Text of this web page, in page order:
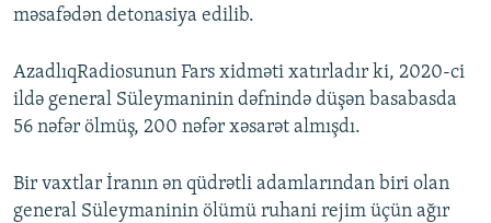
məsafədən detonasiya edilib.
AzadlıqRadiosunun Fars xidməti xatırladır ki, 2020-ci
ildə general Süleymaninin dəfnində düşən basabasda
56 nəfər ölmüş, 200 nəfər xəsarət almışdı.
Bir vaxtlar İranın ən qüdrətli adamlarından biri olan
general Süleymaninin ölümü ruhani rejim üçün ağır